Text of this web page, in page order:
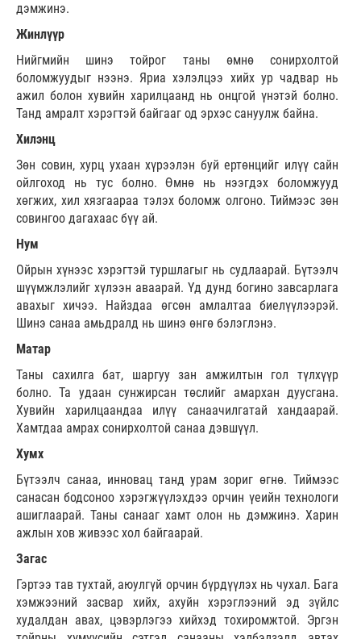
дэмжинэ.
Жинлүүр
Нийгмийн шинэ тойрог таны өмнө сонирхолтой
боломжуудыг нээнэ. Яриа хэлэлцээ хийх ур чадвар нь
ажил болон хувийн харилцаанд нь онцгой үнэтэй болно.
Танд амралт хэрэгтэй байгааг од эрхэс сануулж байна.
Хилэнц
Зөн совин, хурц ухаан хүрээлэн буй ертөнцийг илүү сайн
ойлгоход нь тус болно. Өмнө нь нээгдэх боломжууд
хөгжих, хил хязгаараа тэлэх боломж олгоно. Тиймээс зөн
совингоо дагахаас бүү ай.
Нум
Ойрын хүнээс хэрэгтэй туршлагыг нь судлаарай. Бүтээлч
шүүмжлэлийг хүлээн аваарай. Үд дунд богино завсарлага
авахыг хичээ. Найздаа өгсөн амлалтаа биелүүлээрэй.
Шинэ санаа амьдралд нь шинэ өнгө бэлэглэнэ.
Матар
Таны сахилга бат, шаргуу зан амжилтын гол түлхүүр
болно. Та удаан сунжирсан төслийг амархан дуусгана.
Хувийн харилцаандаа илүү санаачилгатай хандаарай.
Хамтдаа амрах сонирхолтой санаа дэвшүүл.
Хумх
Бүтээлч санаа, инновац танд урам зориг өгнө. Тиймээс
санасан бодсоноо хэрэгжүүлэхдээ орчин үеийн технологи
ашиглаарай. Таны санааг хамт олон нь дэмжинэ. Харин
ажлын хов живээс хол байгаарай.
Загас
Гэртээ тав тухтай, аюулгүй орчин бүрдүүлэх нь чухал. Бага
хэмжээний засвар хийх, ахуйн хэрэглээний эд зүйлс
худалдан авах, цэвэрлэгээ хийхэд тохиромжтой. Эргэн